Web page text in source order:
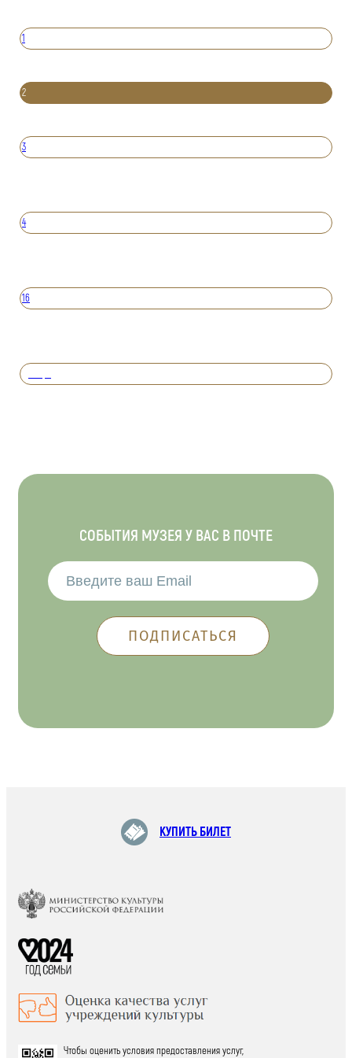
1
2
3
4
16
СОБЫТИЯ МУЗЕЯ У ВАС В ПОЧТЕ
КУПИТЬ БИЛЕТ
Чтобы оценить условия предоставления услуг,